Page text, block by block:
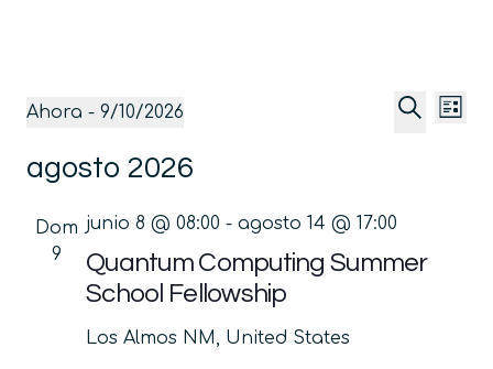
Eventos
y
vistas
Lista
Ahora - 9/10/2026
la
agosto 2026
Dom
9
Quantum Computing Summer
School Fellowship
junio 8 @ 08:00 - agosto 14 @ 17:00
Los Almos NM, United States